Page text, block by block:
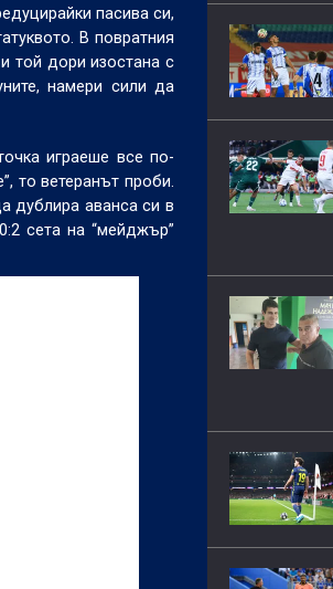
пасива си,
В повратния
той дори изостана с
намери сили да
играеше все по-
то ветеранът проби.
дублира аванса си в
сета на “мейджър”